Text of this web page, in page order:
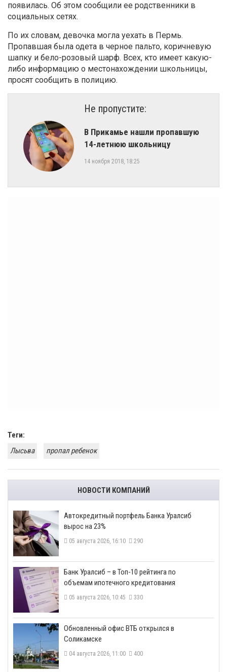
появилась. Об этом сообщили ее родственники в
социальных сетях.
По их словам, девочка могла уехать в Пермь.
Пропавшая была одета в черное пальто, коричневую
шапку и бело-розовый шарф. Всех, кто имеет какую-
либо информацию о местонахождении школьницы,
просят сообщить в полицию.
Не пропустите:
В Прикамье нашли пропавшую
14-летнюю школьницу
14 ноября 2018, 18:25
Теги:
Лысьва
пропал ребенок
НОВОСТИ КОМПАНИЙ
​Автокредитный портфель Банка Уралсиб
вырос на 23%
05 августа 2026, 16:10 290
​Банк Уралсиб – в Топ-10 рейтинга по
объемам ипотечного кредитования
05 августа 2026, 10:45 330
​Обновленный офис ВТБ открылся в
Соликамске
04 августа 2026, 11:00 400